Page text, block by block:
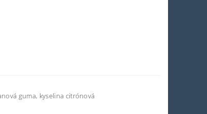
guma, kyselina citrónová